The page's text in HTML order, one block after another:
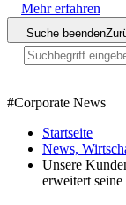
Mehr erfahren
Suche beenden
#Corporate News
Startseite
News,
Unsere
erweitert